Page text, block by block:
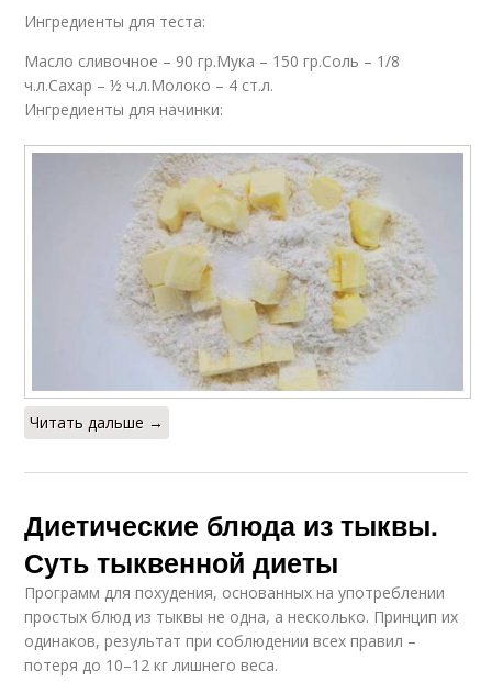
Ингредиенты для теста:
Масло сливочное – 90 гр.Мука – 150 гр.Соль – 1/8
ч.л.Сахар – ½ ч.л.Молоко – 4 ст.л.
Ингредиенты для начинки:
Читать дальше →
Диетические блюда из тыквы.
Суть тыквенной диеты
Программ для похудения, основанных на употреблении
простых блюд из тыквы не одна, а несколько. Принцип их
одинаков, результат при соблюдении всех правил –
потеря до 10–12 кг лишнего веса.